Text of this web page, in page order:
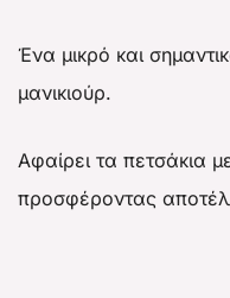
Ένα μικρό και
μανικιούρ.
Αφαίρει τα πετσάκια
προσφέροντας